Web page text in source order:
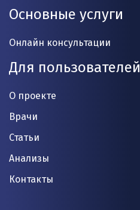
Основные услуги
Онлайн консультации
Для пользователей
О проекте
Врачи
Статьи
Анализы
Контакты